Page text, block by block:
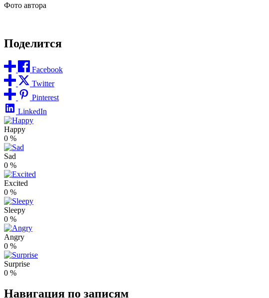
Фото автора
Поделится
Facebook
Twitter
Pinterest
LinkedIn
Happy
0 %
Sad
0 %
Excited
0 %
Sleepy
0 %
Angry
0 %
Surprise
0 %
Навигация по записям